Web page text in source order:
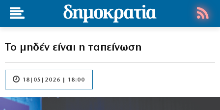
Το μηδέν είναι η ταπείνωση
18|05|2026 | 18:00